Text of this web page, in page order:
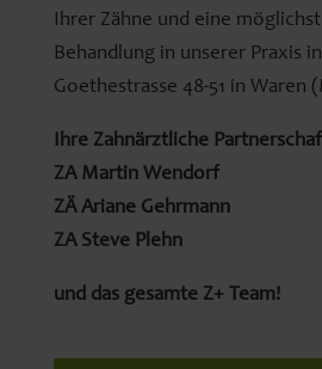
Ihrer Zähne und eine
Behandlung in unserer Praxis
Goethestrasse 48-51 in Waren
Ihre Zahnärztliche
ZA Martin Wendorf
ZÄ Ariane Gehrmann
ZA Steve Plehn
und das gesamte Z+ Team!